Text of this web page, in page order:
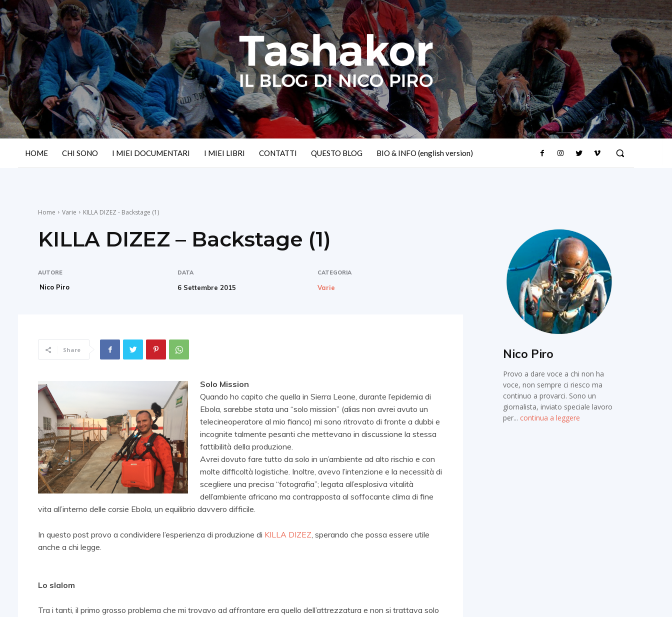
HOME CHI SONO I MIEI DOCUMENTARI I MIEI LIBRI CONTATTI QUESTO BLOG BIO & INFO (english version)
Home Varie KILLA DIZEZ - Backstage (1)
KILLA DIZEZ – Backstage (1)
AUTORE
Nico Piro
DATA
6 Settembre 2015
CATEGORIA
Varie
Share
Solo Mission
Quando ho capito che quella in Sierra Leone, durante l’epidemia di
Ebola, sarebbe stata una “solo mission” (alias non avrei avuto un
telecineoperatore al mio fianco) mi sono ritrovato di fronte a dubbi e
incognite talmente pesanti che mettevano in discussione la stessa
fattibilità della produzione.
Avrei dovuto fare tutto da solo in un’ambiente ad alto rischio e con
molte difficoltà logistiche. Inoltre, avevo l’intenzione e la necessità di
scegliere una precisa “fotografia”; legata all’esplosiva vitalità
dell’ambiente africano ma contrapposta al soffocante clima di fine
vita all’interno delle corsie Ebola, un equilibrio davvero difficile.
In questo post provo a condividere l’esperienza di produzione di KILLA DIZEZ, sperando che possa essere utile
anche a chi legge.
Lo slalom
Tra i tanti, il primo grosso problema che mi trovavo ad affrontare era quello dell’attrezzatura e non si trattava solo
Nico Piro
Provo a dare voce a chi non ha
voce, non sempre ci riesco ma
continuo a provarci. Sono un
giornalista, inviato speciale lavoro
per... continua a leggere